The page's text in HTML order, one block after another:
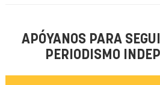
APÓYANOS PARA
PERIODISMO